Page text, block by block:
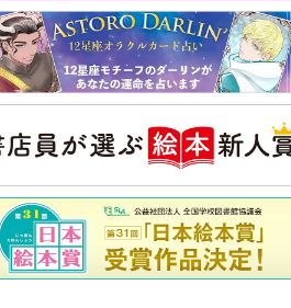
よかったのでしょうか
ピアノの月謝、払うべき？
公論新社の本
52ヘルツのクジラたち
町田そのこ 著詳しくみる
フォメーション